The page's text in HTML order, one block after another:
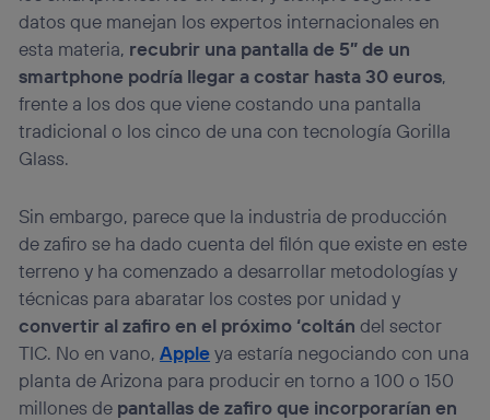
datos que manejan los expertos internacionales en
esta materia, recubrir una pantalla de 5” de un
smartphone podría llegar a costar hasta 30 euros,
frente a los dos que viene costando una pantalla
tradicional o los cinco de una con tecnología Gorilla
Glass.
Sin embargo, parece que la industria de producción
de zafiro se ha dado cuenta del filón que existe en este
terreno y ha comenzado a desarrollar metodologías y
técnicas para abaratar los costes por unidad y
convertir al zafiro en el próximo ‘coltándel sector
TIC. No en vano,Appleya estaría negociando con una
planta de Arizona para producir en torno a 100 o 150
millones de pantallas de zafiro que incorporarían en